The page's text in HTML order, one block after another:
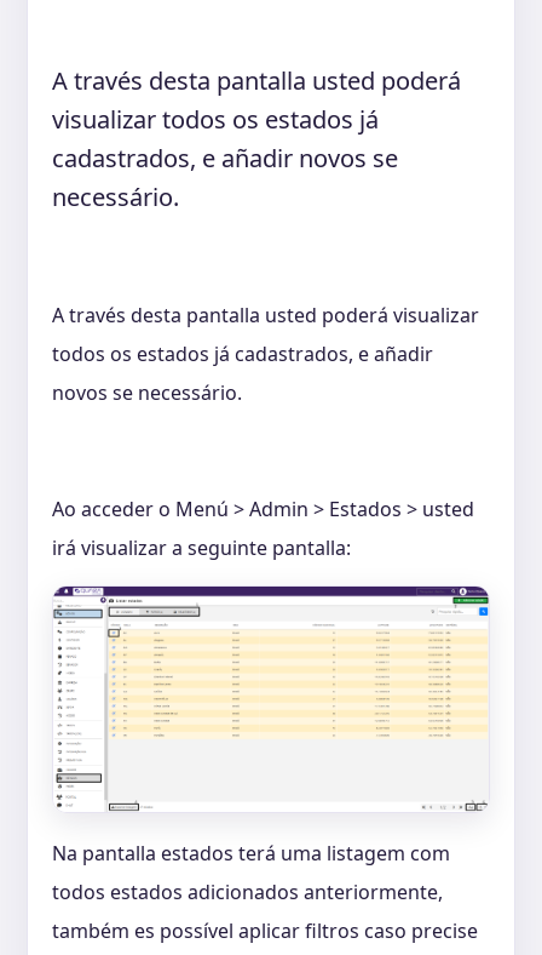
A través desta pantalla usted poderá
visualizar todos os estados já
cadastrados, e añadir novos se
necessário.
A través desta pantalla usted poderá visualizar
todos os estados já cadastrados, e añadir
novos se necessário.
Ao acceder o Menú > Admin > Estados > usted
irá visualizar a seguinte pantalla:
Na pantalla estados terá uma listagem com
todos estados adicionados anteriormente,
também es possível aplicar filtros caso precise